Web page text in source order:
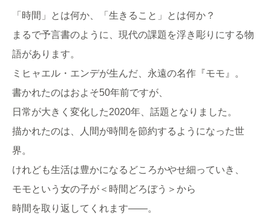
「時間」とは何か、「生きること」とは何か？
まるで予言書のように、現代の課題を浮き彫りにする物
語があります。
ミヒャエル・エンデが生んだ、永遠の名作『モモ』。
書かれたのはおよそ50年前ですが、
日常が大きく変化した2020年、話題となりました。
描かれたのは、人間が時間を節約するようになった世
界。
けれども生活は豊かになるどころかやせ細っていき、
モモという女の子が＜時間どろぼう＞から
時間を取り返してくれます――。